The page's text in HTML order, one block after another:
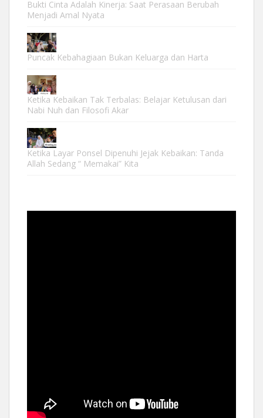
Bukti Cinta Adalah Kinerja: Saat Perasaan Berubah
Menjadi Amal Nyata
Puncak Kebahagiaan Bukan Keluarga dan Harta
Ketika Kebaikan Tak Terbalas: Belajar Ketulusan dari
Nabi Nuh dan Filosofi Akar
Ketika Layar Ponsel Dipenuhi Jejak Kebaikan: Tanda
Allah Sedang “ Memakai” Kita